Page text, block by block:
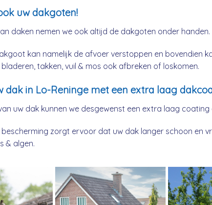
uw dakgoten!
daken nemen we ook altijd de dakgoten onder handen.
kan namelijk de afvoer verstoppen en bovendien
takken, vuil & mos ook afbreken of loskomen.
dak in Lo-Reninge met een extra laag
uw dak kunnen we desgewenst een extra laag coating
zorgt ervoor dat uw dak langer schoon en
& algen.